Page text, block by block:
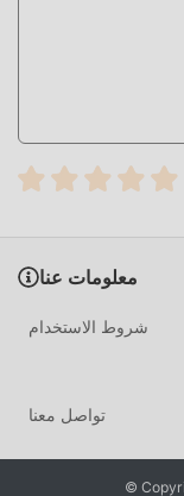
ما عليك سوى النقر فوق زر التنزيل لتثبيت تطبيق moddroid ،
ويمكنك تنزيل إصدار التعديل المجاني مباشرة Word Vistas 1.3.4
معلومات عنا
شروط الاستخدام
تواصل معنا
©